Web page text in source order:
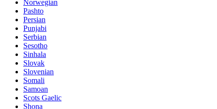
Norwegian
Pashto
Persian
Punjabi
Serbian
Sesotho
Sinhala
Slovak
Slovenian
Somali
Samoan
Scots Gaelic
Shona